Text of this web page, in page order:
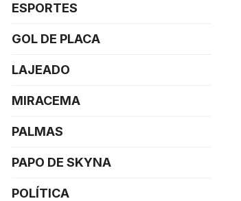
ESPORTES
GOL DE PLACA
LAJEADO
MIRACEMA
PALMAS
PAPO DE SKYNA
POLÍTICA